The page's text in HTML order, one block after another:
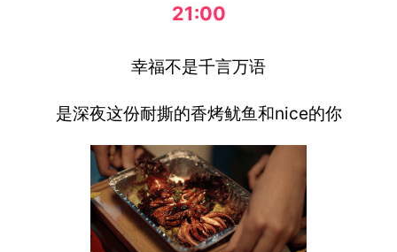
21:00
幸福不是千言万语
是深夜这份耐撕的香烤鱿鱼和nice的你